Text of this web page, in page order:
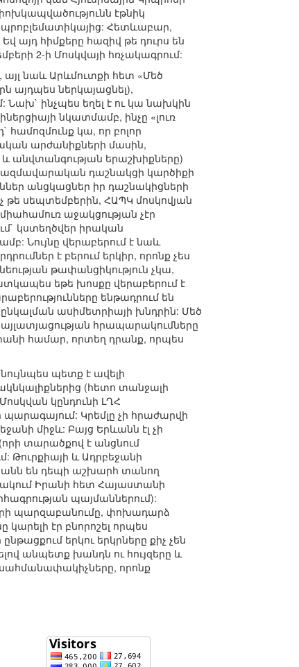
էթնիկ
պրոբլեմատիկայից: Հետևաբար,
այդ հիմքերը հազիվ թե դուրս են
2-ի Մոսկվայի հռչակագրում:
նաև Արևմուտքի հետ «Մեծ
այդպես ներկայացնել),
ինչպես եղել է ու կա նախկին
նկատմամբ, ինչը «լուռ
կա, որ բոլոր
արժանիքների մասին,
անվտանգության երաշխիքները)
ռազմավարական դաշնակցի կարծիքի
անցկացներ իր դաշնակիցների
թե սեպտեմբերին, ՀԱՊԿ մոսկովյան
աջակցության չէր
կստեղծվեր իրական
Նույնը վերաբերում է նաև
է բերում երկիր, որոնք չես
թափանցիկություն չկա,
եթե խոսքը վերաբերում է
ենթադրում են
ասիմետրիայի խնդրին: Մեծ
հրապարակումները
համար, որտեղ դրանք, որպես
պետք է ավելի
(հետո տանջալի
կընդունի ԼՂՀ
Կրեմլը չի հրաժարվի
միջև: Բայց Երևանն էլ չի
տարածքով է անցնում
Թուրքիայի և Ադրբեջանի
են դեպի աշխարհ տանող
Իրանի հետ Հայաստանի
պայմաններում):
պարզաբանումը, փոխադարձ
կարելի էր բնորոշել որպես
երկու երկրները քիչ չեն
անպետք խանդն ու հույզերը և
որոնք